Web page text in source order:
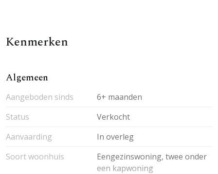
Kenmerken
Algemeen
Aangeboden sinds
6+ maanden
Status
Verkocht
Aanvaarding
In overleg
Soort woonhuis
Eengezinswoning, twee onder
een kapwoning